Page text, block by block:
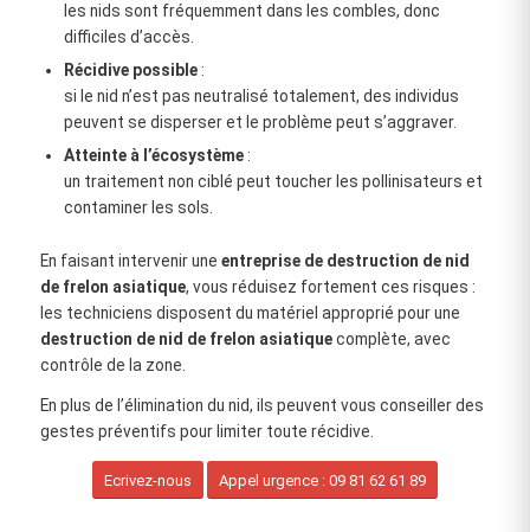
les nids sont fréquemment dans les combles, donc
difficiles d’accès.
Récidive possible :
si le nid n’est pas neutralisé totalement, des individus
peuvent se disperser et le problème peut s’aggraver.
Atteinte à l’écosystème :
un traitement non ciblé peut toucher les pollinisateurs et
contaminer les sols.
En faisant intervenir une entreprise de destruction de nid
de frelon asiatique, vous réduisez fortement ces risques :
les techniciens disposent du matériel approprié pour une
destruction de nid de frelon asiatiquecomplète, avec
contrôle de la zone.
En plus de l’élimination du nid, ils peuvent vous conseiller des
gestes préventifs pour limiter toute récidive.
Ecrivez-nous Appel urgence : 09 81 62 61 89